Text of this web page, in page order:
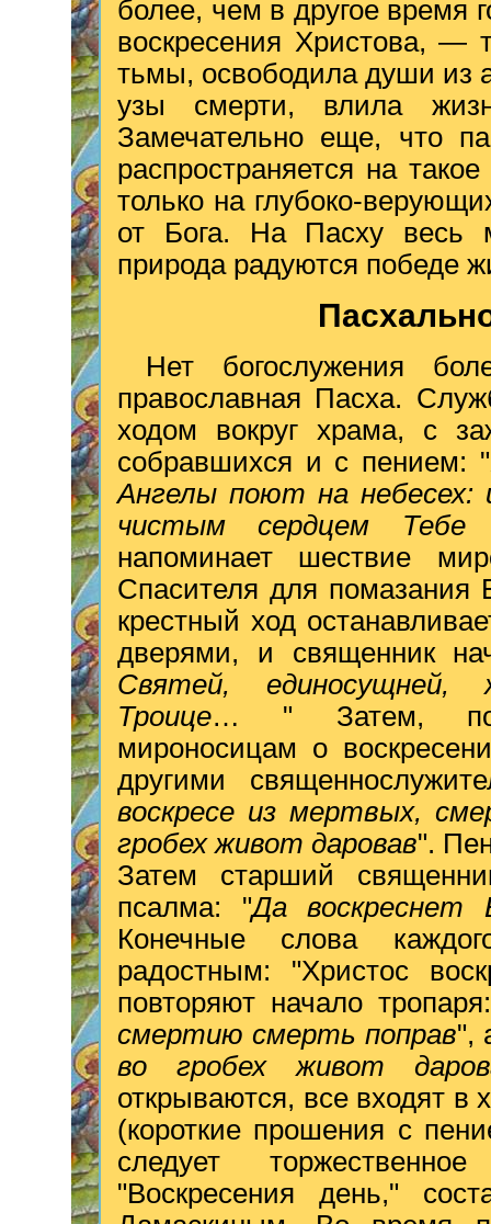
более, чем в другое
воскресения Христова, —
тьмы, освободила души из
узы смерти, влила
Замечательно еще, что
распространяется на
только на глубоко-
от Бога. На Пасху весь
природа радуются победе
Нет богослужения
православная Пасха.
ходом вокруг храма, с
собравшихся и с пением: "
Ангелы поют на небесех:
чистым сердцем Тебе
напоминает шествие
Спасителя для помазания
крестный ход
дверями, и священник
Святей, единосущней,
Троице… " Затем,
мироносицам о
другими
воскресе из мертвых,
гробех живот даровав".
Затем старший
псалма: "Да
Конечные слова
радостным: "Христос
повторяют начало
смертию смерть поправ",
во гробех живот
открываются, все входят в
(короткие прошения с
следует
"Воскресения день,"